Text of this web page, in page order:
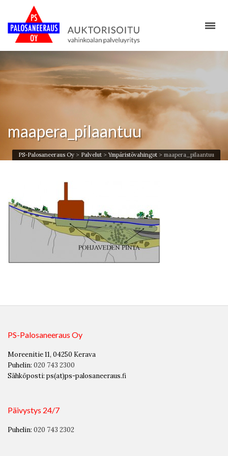
maapera_pilaantuu
PS-Palosaneeraus Oy > Palvelut >Ympäristövahingot > maapera_pilaantuu
PS-Palosaneeraus Oy
Moreenitie 11, 04250 Kerava
Puhelin: 020 743 2300
Sähköposti: ps(at)ps-palosaneeraus.fi
Päivystys 24/7
Puhelin: 020 743 2302